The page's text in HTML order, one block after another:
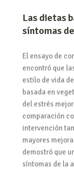
Las dietas
síntomas
El ensayo de
encontró que
estilo de vida
basada en
del estrés
comparación
intervención
mayores
demostró que
síntomas de la